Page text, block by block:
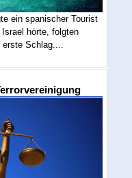
ein spanischer Tourist
hörte, folgten
erste Schlag....